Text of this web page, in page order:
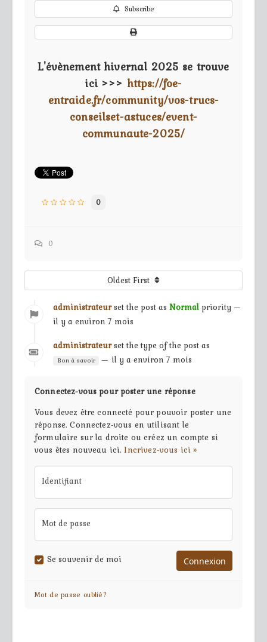
Subscribe
L'évènement hivernal 2025 se trouve
ici >>> https://foe-
entraide.fr/community/vos-trucs-
conseilset-astuces/event-
communaute-2025/
0
0
Oldest First
administrateur set the post as Normal priority —
il y a environ 7 mois
administrateur set the type of the post as
Bon à savoir — il y a environ 7 mois
Connectez-vous pour poster une réponse
Vous devez être connecté pour pouvoir poster une
réponse. Connectez-vous en utilisant le
formulaire sur la droite ou créez un compte si
vous êtes nouveau ici.Incrivez-vous ici »
Identifiant
Mot de passe
Se souvenir de moi
Mot de passe oublié?